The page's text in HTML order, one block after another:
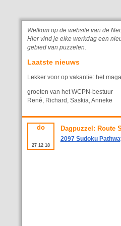
Welkom op de website van de
Hier vind je elke werkdag een
gebied van puzzelen.
Laatste nieuws
Lekker voor op vakantie: het
groeten van het WCPN-bestuur
René, Richard, Saskia, Anneke
do
27 12 18
Dagpuzzel: Route
2097 Sudoku